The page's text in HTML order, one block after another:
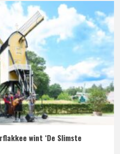
wint ‘De Slimste